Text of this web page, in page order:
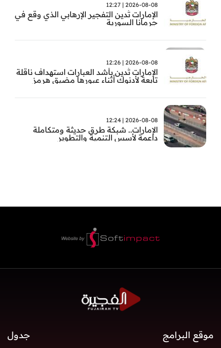
2026-08-08 | 12:27
الإمارات تُدين التفجير الإرهابي الذي وقع في
جرمانا السورية
2026-08-08 | 12:26
الإمارات تُدين بأشد العبارات استهداف ناقلة
تابعة لأدنوك أثناء عبورها مضيق هرمز
2026-08-08 | 12:24
الإمارات.. شبكة طرق حديثة ومتكاملة
داعمة لأسس التنمية والتطوير
موقع البرامج
جدول